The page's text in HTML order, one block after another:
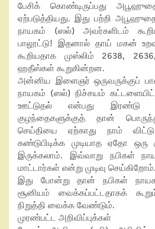
பேசிக் கொண்டிருப்பது
ஏற்படுத்தியது. இது பற்றி
நாயகம் (ஸல்) அவர்களிடம்
பாலூட்டு! இதனால் தாய் மகன்
கூறியதாக முஸ்லிம் 2638,
ஹதீஸ்கள் கூறுகின்றன.
அன்னிய இளைஞர் ஒருவருக்குப்
நாயகம் (ஸல்) நிச்சயம்
ஊட்டுதல் என்பது
குழந்தைகளுக்குத் தான்
செய்தியை ஏற்காது நாம்
கண்டுபிடிக்க முடியாத ஏதோ
இருக்கலாம். இவ்வாறு நபிகள்
மாட்டார்கள் என்று முடிவு செய்கிறோம்.
இது போன்று தான் நபிகள்
சூனியம் வைக்கப்பட்டதாகக்
நிறுத்தி வைக்க வேண்டும்.
முரண்பட்ட அறிவிப்புக்கள்